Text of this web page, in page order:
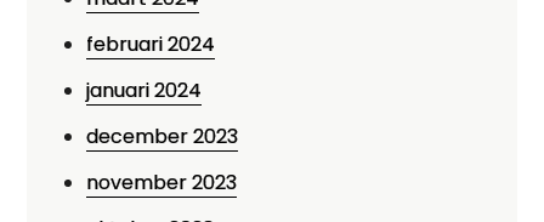
februari 2024
januari 2024
december 2023
november 2023